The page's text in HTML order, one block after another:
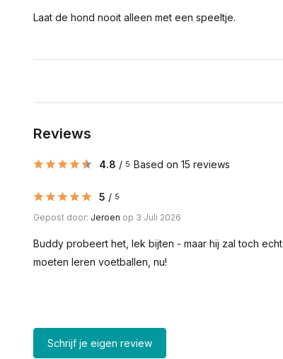
Laat de hond nooit alleen met een speeltje.
Reviews
4.8 / 5 Based on 15 reviews
5 / 5
Gepost door: Jeroen op 3 Juli 2026
Buddy probeert het, lek bijten - maar hij zal toch echt
moeten leren voetballen, nu!
Schrijf je eigen review